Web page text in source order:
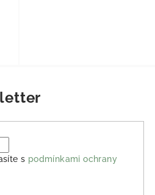
s podmínkami ochrany